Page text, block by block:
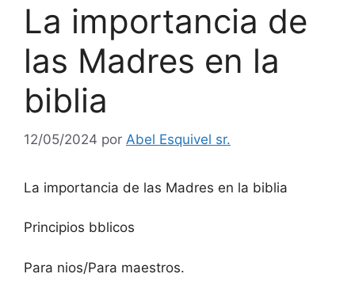
La importancia de
las Madres en la
biblia
12/05/2024 por Abel Esquivel sr.
La importancia de las Madres en la biblia
Principios bblicos
Para nios/Para maestros.